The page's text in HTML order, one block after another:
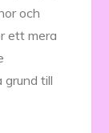
och
ett mera
grund till